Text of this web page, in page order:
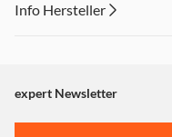
Info Hersteller
"Marketing".
Einstellungen anpassen
expert Newsletter